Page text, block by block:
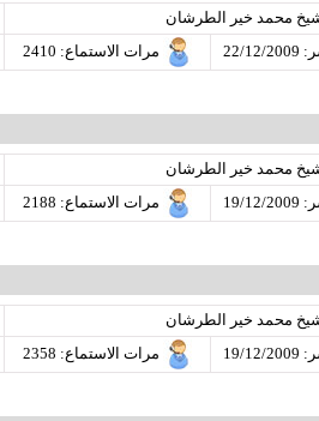
محمد خير الطرشان
مرات الاستماع: 2410
محمد خير الطرشان
مرات الاستماع: 2188
محمد خير الطرشان
مرات الاستماع: 2358